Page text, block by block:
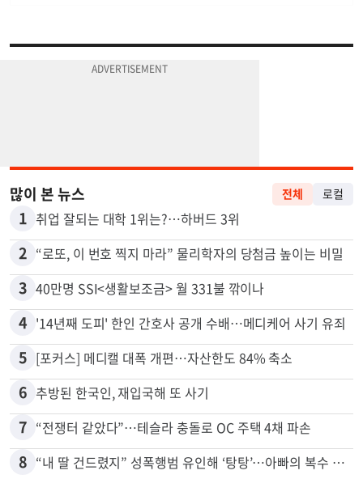
많이 본 뉴스 전체 로컬
1 취업 잘되는 대학 1위는?…하버드 3위
2 “로또, 이 번호 찍지 마라” 물리학자의 당첨금 높이는 비밀
3 40만명 SSI<생활보조금> 월 331불 깎이나
4 '14년째 도피' 한인 간호사 공개 수배…메디케어 사기 유죄
5 [포커스] 메디캘 대폭 개편…자산한도 84% 축소
6 추방된 한국인, 재입국해 또 사기
7 “전쟁터 같았다”…테슬라 충돌로 OC 주택 4채 파손
8 “내 딸 건드렸지” 성폭행범 유인해 ‘탕탕’…아빠의 복수 결말